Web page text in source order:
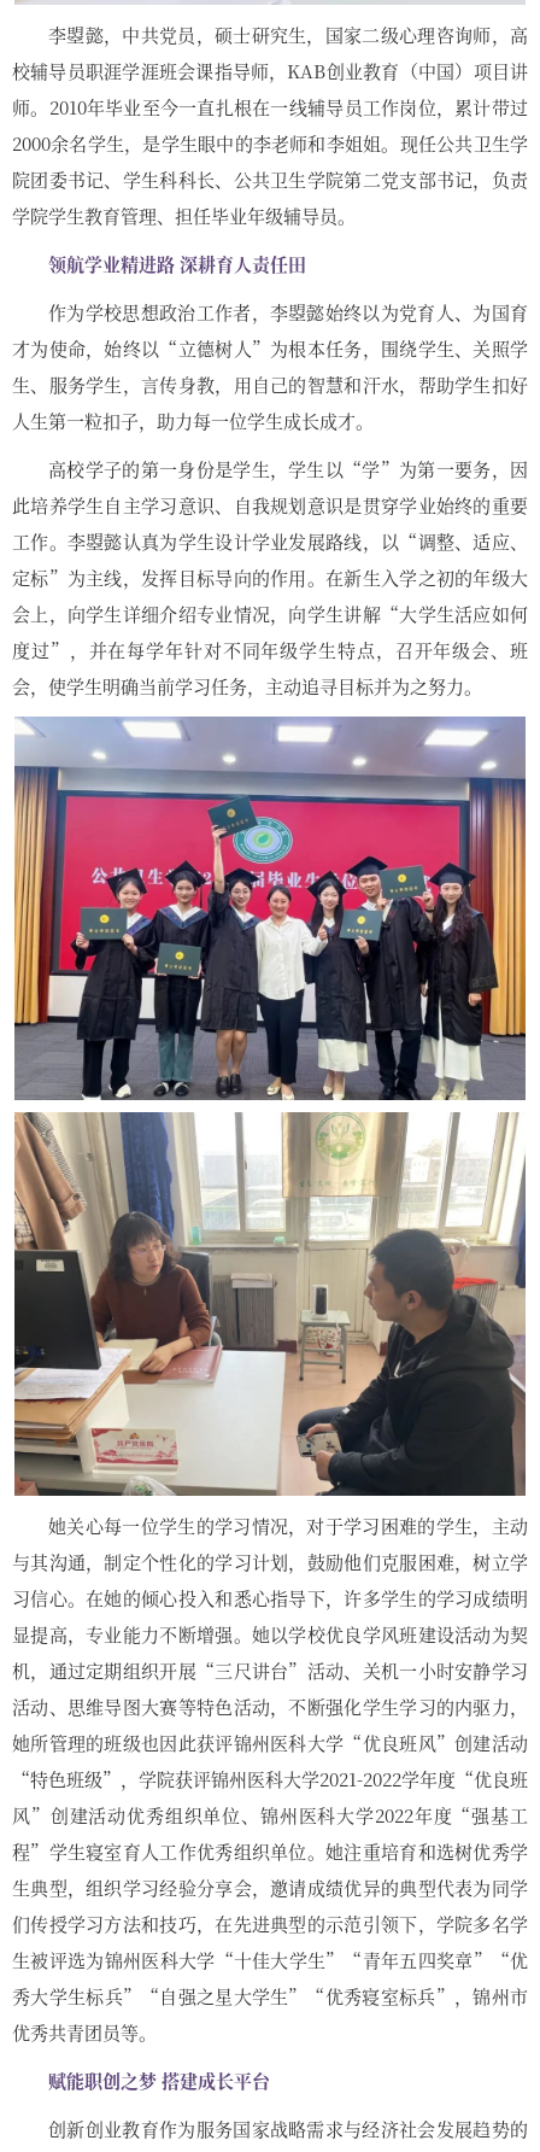
李曌懿，中共党员，硕士研究生，国家二级心理咨询师，高
校辅导员职涯学涯班会课指导师，KAB创业教育（中国）项目讲
师。2010年毕业至今一直扎根在一线辅导员工作岗位，累计带过
2000余名学生，是学生眼中的李老师和李姐姐。现任公共卫生学
院团委书记、学生科科长、公共卫生学院第二党支部书记，负责
学院学生教育管理、担任毕业年级辅导员。
领航学业精进路 深耕育人责任田
作为学校思想政治工作者，李曌懿始终以为党育人、为国育
才为使命，始终以“立德树人”为根本任务，围绕学生、关照学
生、服务学生，言传身教，用自己的智慧和汗水，帮助学生扣好
人生第一粒扣子，助力每一位学生成长成才。
高校学子的第一身份是学生，学生以“学”为第一要务，因
此培养学生自主学习意识、自我规划意识是贯穿学业始终的重要
工作。李曌懿认真为学生设计学业发展路线，以“调整、适应、
定标”为主线，发挥目标导向的作用。在新生入学之初的年级大
会上，向学生详细介绍专业情况，向学生讲解“大学生活应如何
度过”，并在每学年针对不同年级学生特点，召开年级会、班
会，使学生明确当前学习任务，主动追寻目标并为之努力。
她关心每一位学生的学习情况，对于学习困难的学生，主动
与其沟通，制定个性化的学习计划，鼓励他们克服困难，树立学
习信心。在她的倾心投入和悉心指导下，许多学生的学习成绩明
显提高，专业能力不断增强。她以学校优良学风班建设活动为契
机，通过定期组织开展“三尺讲台”活动、关机一小时安静学习
活动、思维导图大赛等特色活动，不断强化学生学习的内驱力，
她所管理的班级也因此获评锦州医科大学“优良班风”创建活动
“特色班级”，学院获评锦州医科大学2021-2022学年度“优良班
风”创建活动优秀组织单位、锦州医科大学2022年度“强基工
程”学生寝室育人工作优秀组织单位。她注重培育和选树优秀学
生典型，组织学习经验分享会，邀请成绩优异的典型代表为同学
们传授学习方法和技巧，在先进典型的示范引领下，学院多名学
生被评选为锦州医科大学“十佳大学生”“青年五四奖章”“优
秀大学生标兵”“自强之星大学生”“优秀寝室标兵”，锦州市
优秀共青团员等。
赋能职创之梦 搭建成长平台
创新创业教育作为服务国家战略需求与经济社会发展趋势的